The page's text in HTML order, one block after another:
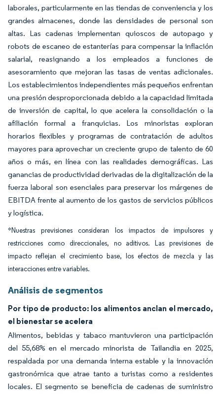
laborales, particularmente en las tiendas de conveniencia y los
grandes almacenes, donde las densidades de personal son
altas. Las cadenas implementan quioscos de autopago y
robots de escaneo de estanterías para compensar la inflación
salarial, reasignando a los empleados a funciones de
asesoramiento que mejoran las tasas de ventas adicionales.
Los establecimientos independientes más pequeños enfrentan
una presión desproporcionada debido a la capacidad limitada
de inversión de capital, lo que acelera la consolidación o la
afiliación formal a franquicias. Los minoristas exploran
horarios flexibles y programas de contratación de adultos
mayores para aprovechar un creciente grupo de talento de 60
años o más, en línea con las realidades demográficas. Las
ganancias de productividad derivadas de la digitalización de la
fuerza laboral son esenciales para preservar los márgenes de
EBITDA frente al aumento de los gastos de servicios públicos
y logística.
*Nuestras previsiones consideran los impactos de impulsores y
restricciones como direccionales, no aditivos. Las previsiones de
impacto reflejan el crecimiento base, los efectos de mezcla y las
interacciones entre variables.
Análisis de segmentos
Por tipo de producto: los alimentos anclan el mercado,
el bienestar se acelera
Alimentos, bebidas y tabaco mantuvieron una participación
del 55,68% en el mercado minorista de Tailandia en 2025,
respaldada por una demanda interna estable y la innovación
gastronómica que atrae tanto a turistas como a residentes
locales. El segmento se beneficia de cadenas de suministro